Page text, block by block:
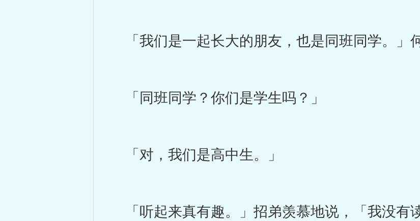
「我们是一起长大的朋友，也是同班同学。」
「同班同学？你们是学生吗？」
「对，我们是高中生。」
「听起来真有趣。」招弟羡慕地说，「我没有